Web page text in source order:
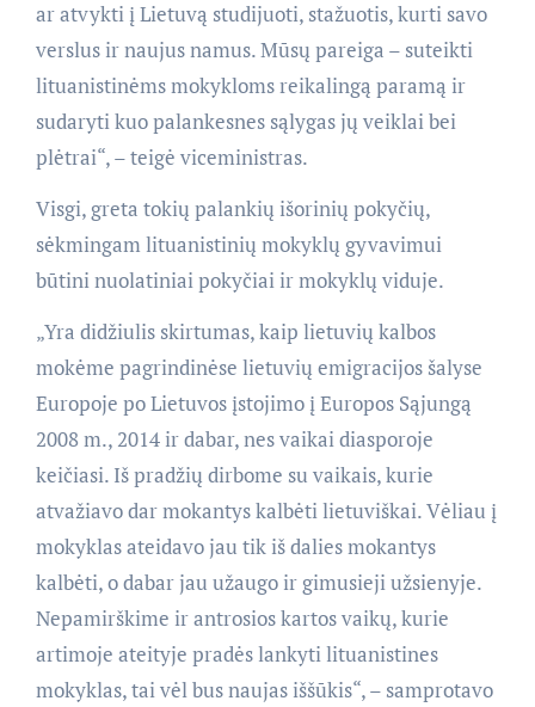
ar atvykti į Lietuvą studijuoti, stažuotis, kurti savo
verslus ir naujus namus. Mūsų pareiga – suteikti
lituanistinėms mokykloms reikalingą paramą ir
sudaryti kuo palankesnes sąlygas jų veiklai bei
plėtrai“, – teigė viceministras.
Visgi, greta tokių palankių išorinių pokyčių,
sėkmingam lituanistinių mokyklų gyvavimui
būtini nuolatiniai pokyčiai ir mokyklų viduje.
„Yra didžiulis skirtumas, kaip lietuvių kalbos
mokėme pagrindinėse lietuvių emigracijos šalyse
Europoje po Lietuvos įstojimo į Europos Sąjungą
2008 m., 2014 ir dabar, nes vaikai diasporoje
keičiasi. Iš pradžių dirbome su vaikais, kurie
atvažiavo dar mokantys kalbėti lietuviškai. Vėliau į
mokyklas ateidavo jau tik iš dalies mokantys
kalbėti, o dabar jau užaugo ir gimusieji užsienyje.
Nepamirškime ir antrosios kartos vaikų, kurie
artimoje ateityje pradės lankyti lituanistines
mokyklas, tai vėl bus naujas iššūkis“, – samprotavo